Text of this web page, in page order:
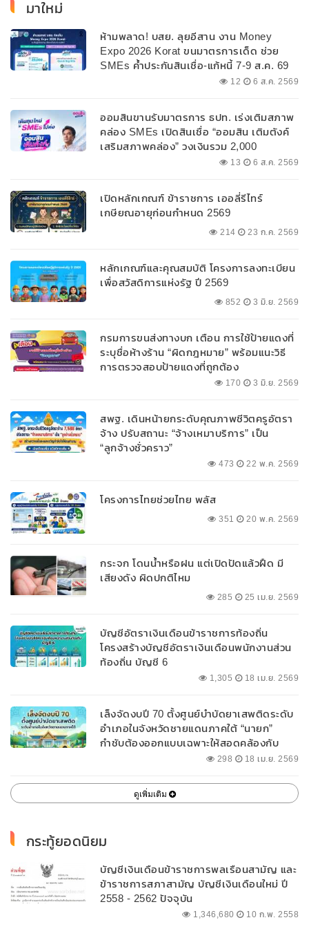
มาใหม่
ห้ามพลาด! บสย. ลุยอีสาน งาน Money
Expo 2026 Korat ขนมาตรการเด็ด ช่วย
SMEs ค้ำประกันสินเชื่อ-แก้หนี้ 7-9 ส.ค. 69
12 6 ส.ค. 2569
ออมสินขานรับมาตรการ ธปท. เร่งเติมสภาพ
คล่อง SMEs เปิดสินเชื่อ “ออมสิน เติมตังค์
เสริมสภาพคล่อง” วงเงินรวม 2,000
ลบ.สนับสนุนเงินทุนหมุนเวียนวงเงินกู้สูงสุด
13 6 ส.ค. 2569
เปิดหลักเกณฑ์ ข้าราชการ เออลี่รีไทร์
เกษียณอายุก่อนกำหนด 2569
214 23 ก.ค. 2569
หลักเกณฑ์และคุณสมบัติ โครงการลงทะเบียน
เพื่อสวัสดิการแห่งรัฐ ปี 2569
852 3 มิ.ย. 2569
กรมการขนส่งทางบก เตือน การใช้ป้ายแดงที่
ระบุชื่อห้างร้าน “ผิดกฎหมาย” พร้อมแนะวิธี
การตรวจสอบป้ายแดงที่ถูกต้อง
170 3 มิ.ย. 2569
สพฐ. เดินหน้ายกระดับคุณภาพชีวิตครูอัตรา
จ้าง ปรับสถานะ “จ้างเหมาบริการ” เป็น
“ลูกจ้างชั่วคราว”
473 22 พ.ค. 2569
โครงการไทยช่วยไทย พลัส
351 20 พ.ค. 2569
กระจก โดนน้ำหรือฝน แต่เปิดปัดแล้วฝืด มี
เสียงดัง ผิดปกติไหม
285 25 เม.ย. 2569
บัญชีอัตราเงินเดือนข้าราชการท้องถิ่น
โครงสร้างบัญชีอัตราเงินเดือนพนักงานส่วน
ท้องถิ่น บัญชี 6
1,305 18 เม.ย. 2569
เล็งจัดงบปี 70 ตั้งศูนย์บำบัดยาเสพติดระดับ
อำเภอในจังหวัดชายแดนภาคใต้ “นายก”
กำชับต้องออกแบบเฉพาะให้สอดคล้องกับ
298 18 เม.ย. 2569
ดูเพิ่มเติม
กระทู้ยอดนิยม
บัญชีเงินเดือนข้าราชการพลเรือนสามัญ และ
ข้าราชการสภาสามัญ บัญชีเงินเดือนใหม่ ปี
2558 - 2562 ปัจจุบัน
1,346,680 10 ก.พ. 2558